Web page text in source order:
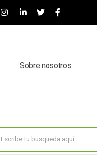
Sobre nosotros